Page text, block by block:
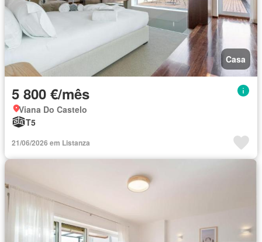
Casa
5 800 €/mês
Viana Do Castelo
T5
21/06/2026 em Listanza